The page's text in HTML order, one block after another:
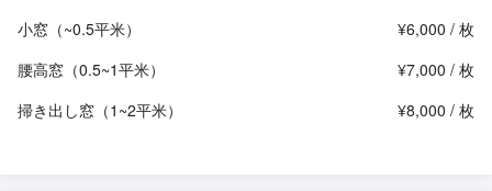
小窓（~0.5平米）
¥6,000 / 枚
腰高窓（0.5~1平米）
¥7,000 / 枚
掃き出し窓（1~2平米）
¥8,000 / 枚